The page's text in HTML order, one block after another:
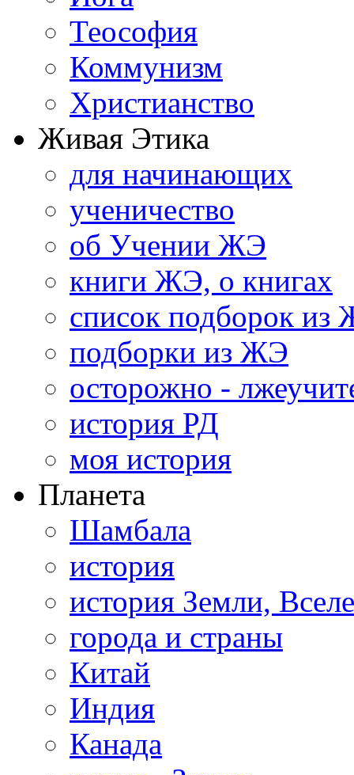
Теософия
Коммунизм
Христианство
Живая Этика
для начинающих
ученичество
об Учении ЖЭ
книги ЖЭ, о книгах
список подборок из
подборки из ЖЭ
осторожно -
история РД
моя история
Планета
Шамбала
история
история Земли,
города и страны
Китай
Индия
Канада